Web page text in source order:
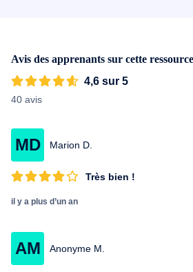
de Krav-Maga lui ont décerné un titre
techniques dans le seul but de trouver
possible, ainsi que la parfaite
Avis des apprenants sur cette ressource
4,6 sur 5
40 avis
MD Marion D.
Très bien !
il y a plus d’un an
AM Anonyme M.